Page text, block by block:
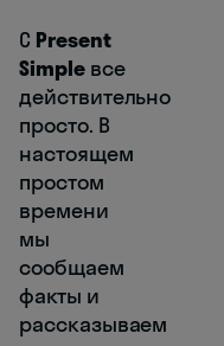
С Present
Simpleвсе
действительно
просто. В
настоящем
простом
времени
мы
сообщаем
факты и
рассказываем